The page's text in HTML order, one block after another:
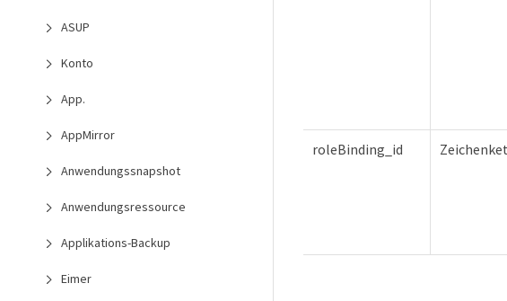
ASUP
Konto
App.
AppMirror
Anwendungssnapshot
Anwendungsressource
Applikations-Backup
Eimer
roleBinding_id